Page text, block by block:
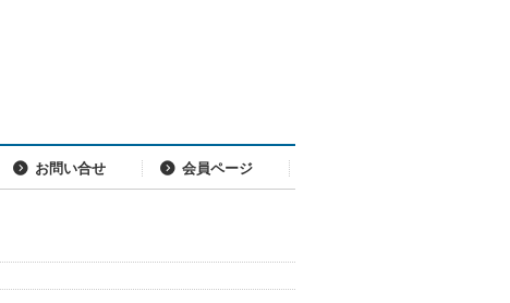
お問い合せ 会員ページ